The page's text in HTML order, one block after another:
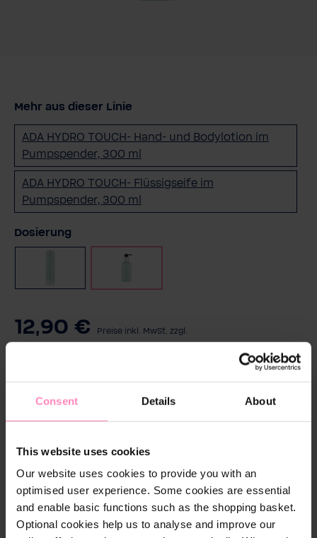
Consent Details About
This website uses cookies
Our website uses cookies to provide you with an
optimised user experience. Some cookies are essential
and enable basic functions such as the shopping basket.
Optional cookies help us to analyse and improve our
Mehr aus dieser Linie
ADA HYDRO TOUCH- Hand- und Bodylotion im
Pumpspender, 300 ml
ADA HYDRO TOUCH- Flüssigseife im
Pumpspender, 300 ml
Dosierung
12,90 € Preise inkl. MwSt. zzgl.
W
M
e
In den Warenkorb
In 1-4 Tagen bei Ihnen zuhause
Kostenloser Versand
30 Tage kostenloses Rückgaberecht